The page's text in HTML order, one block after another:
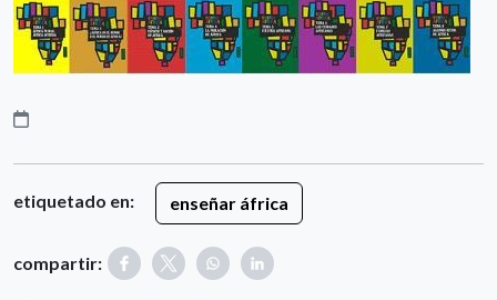
etiquetado en: enseñar áfrica
compartir: